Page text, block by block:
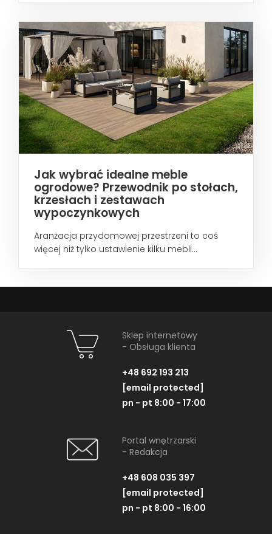
Jak wybrać idealne meble
ogrodowe? Przewodnik po stołach,
krzesłach i zestawach
wypoczynkowych
Aranżacja przydomowej przestrzeni to coś
więcej niż tylko ustawienie kilku mebli...
Sklep internetowy
- Obsługa klienta
+48 692 193 213
[email protected]
pn - pt 8:00 - 17:00
Portal wnętrzarski
- Redakcja
+48 608 035 397
[email protected]
pn - pt 8:00 - 16:00